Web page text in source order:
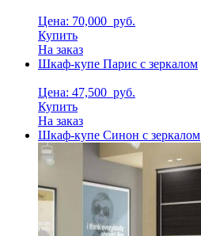
Цена: 70,000 руб.
Купить
На заказ
Шкаф-купе Парис с зеркалом
Цена: 47,500 руб.
Купить
На заказ
Шкаф-купе Синон с зеркалом